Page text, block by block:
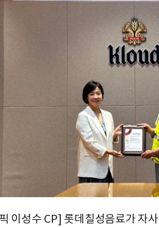
이성수 CP] 롯데칠성음료가 자